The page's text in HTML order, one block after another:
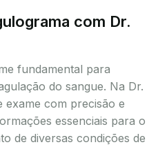
com Dr.
fundamental para
do sangue. Na Dr.
exame com precisão e
essenciais para o
de diversas condições de